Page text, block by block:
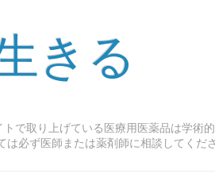
きる
で取り上げている医療用医薬品は学術
必ず医師または薬剤師に相談してくださ